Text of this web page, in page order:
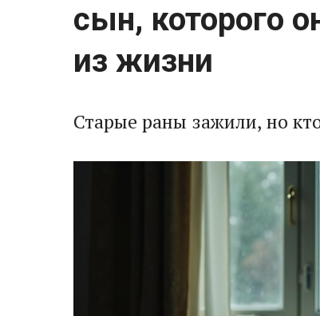
сын, которого
из жизни
Старые раны зажили, но